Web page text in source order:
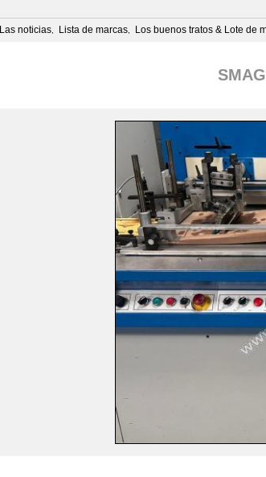
Las noticias, Lista de marcas, Los buenos tratos & Lote de